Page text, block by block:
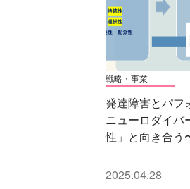
戦略・事業
発達障害とパフ
ニューロダイバ
性」と向き合う
2025.04.28